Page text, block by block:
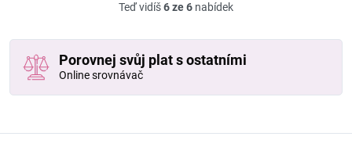
Teď vidíš6 ze 6 nabídek
Porovnej svůj plat s ostatními
Online srovnávač